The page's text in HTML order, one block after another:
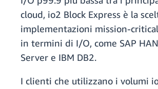
cloud, io2 Block Express è la
implementazioni mission-
in termini di I/O, come SAP
Server e IBM DB2.
I clienti che utilizzano i volumi